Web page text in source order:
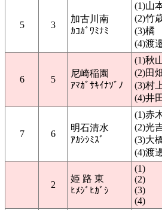
5 3
加古川南
ｶｺｶﾞﾜﾐﾅﾐ
(1)山
(2)竹
(3)
(4)渡
6 5
尼崎稲園
ｱﾏｶﾞｻｷｲﾅｿﾞﾉ
(1)秋
(2)田
(3)村
(4)井
7 6
明石清水
ｱｶｼｼﾐｽﾞ
(1)赤
(2)光
(3)大
(4)
2
姫 路 東
ﾋﾒｼﾞﾋｶﾞｼ
(1)
(2)
(3)
(4)